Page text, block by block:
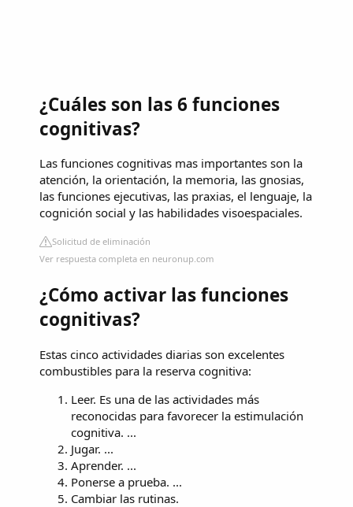
¿Cuáles son las 6 funciones
cognitivas?
Las funciones cognitivas mas importantes son la
atención, la orientación, la memoria, las gnosias,
las funciones ejecutivas, las praxias, el lenguaje, la
cognición social y las habilidades visoespaciales.
Solicitud de eliminación
Ver respuesta completa en neuronup.com
¿Cómo activar las funciones
cognitivas?
Estas cinco actividades diarias son excelentes
combustibles para la reserva cognitiva:
Leer. Es una de las actividades más
reconocidas para favorecer la estimulación
cognitiva. ...
Jugar. ...
Aprender. ...
Ponerse a prueba. ...
Cambiar las rutinas.